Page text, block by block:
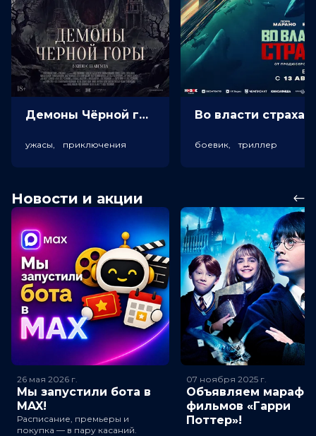
Демоны Чёрной горы (18+)
ужасы, приключения боевик, триллер
Новости и акции
26 мая 2026 г.
Мы запустили бота в
MAX!
Расписание, премьеры и
покупка — в пару касаний.
07 ноября 2025 г.
Объявляем
фильмов «Гарри
Поттер»!